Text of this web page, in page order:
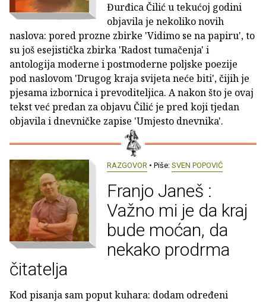
Đurđica Čilić u tekućoj godini
objavila je nekoliko novih
naslova: pored prozne zbirke 'Vidimo se na papiru', to
su još esejistička zbirka 'Radost tumačenja' i
antologija moderne i postmoderne poljske poezije
pod naslovom 'Drugog kraja svijeta neće biti', čijih je
pjesama izbornica i prevoditeljica. A nakon što je ovaj
tekst već predan za objavu Čilić je pred koji tjedan
objavila i dnevničke zapise 'Umjesto dnevnika'.
RAZGOVOR• Piše: SVEN POPOVIĆ
Franjo Janeš :
Važno mi je da kraj
bude moćan, da
nekako prodrma
čitatelja
Kod pisanja sam poput kuhara: dodam određeni